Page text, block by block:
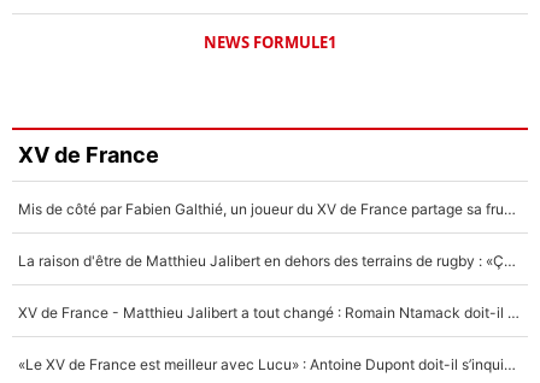
NEWS FORMULE1
XV de France
Mis de côté par Fabien Galthié, un joueur du XV de France partage sa frustration : «ils ne me l’ont pas dit tout de suite»
La raison d'être de Matthieu Jalibert en dehors des terrains de rugby : «Ça m'atteint autant que si tu touches à un membre de ma famille»
XV de France - Matthieu Jalibert a tout changé : Romain Ntamack doit-il s’inquiéter pour sa place à un an de la Coupe du monde ?
«Le XV de France est meilleur avec Lucu» : Antoine Dupont doit-il s’inquiéter pour sa place ?